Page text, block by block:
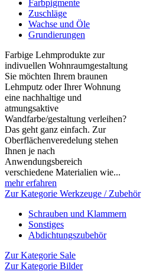
Farbpigmente
Zuschläge
Wachse und Öle
Grundierungen
Farbige Lehmprodukte zur
indivuellen Wohnraumgestaltung
Sie möchten Ihrem braunen
Lehmputz oder Ihrer Wohnung
eine nachhaltige und
atmungsaktive
Wandfarbe/gestaltung verleihen?
Das geht ganz einfach. Zur
Oberflächenveredelung stehen
Ihnen je nach
Anwendungsbereich
verschiedene Materialien wie...
mehr erfahren
Zur Kategorie Werkzeuge / Zubehör
Schrauben und Klammern
Sonstiges
Abdichtungszubehör
Zur Kategorie Sale
Zur Kategorie Bilder